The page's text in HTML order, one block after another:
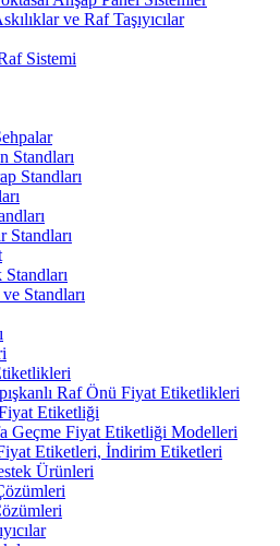
ve Raf Taşıyıcılar
Sistemi
Standları
Standları
Standları
Standları
Raf Önü Fiyat Etiketlikleri
Etiketliği
Geçme Fiyat Etiketliği Modelleri
Etiketleri, İndirim Etiketleri
Ürünleri